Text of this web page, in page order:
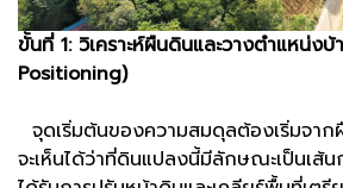
ขั้นที่ 1: วิเคราะห์ผืนดินและวางตำแหน่ง
Positioning)
จุดเริ่มต้นของความสมดุลต้องเริ่มจา
จะเห็นได้ว่าที่ดินแปลงนี้มีลักษณะเป็นเส้